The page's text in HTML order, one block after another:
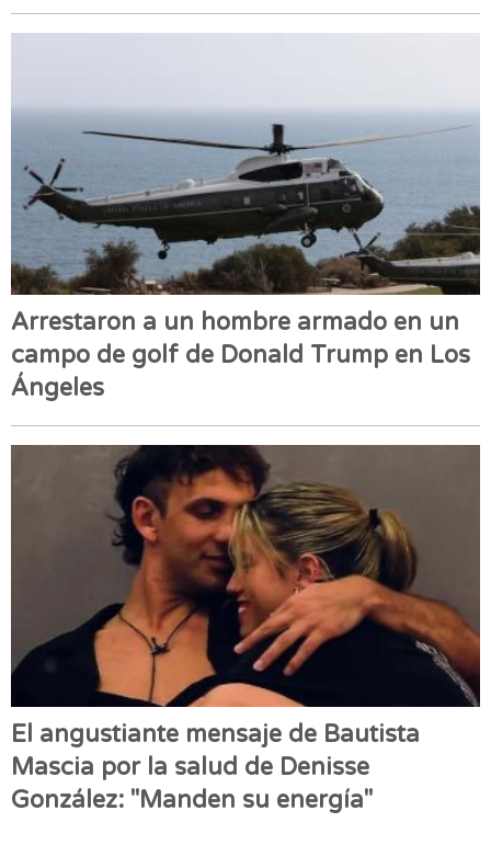
Arrestaron a un hombre armado en un
campo de golf de Donald Trump en Los
Ángeles
El angustiante mensaje de Bautista
Mascia por la salud de Denisse
González: "Manden su energía"